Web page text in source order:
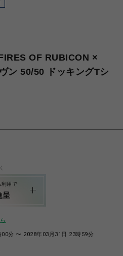
OF RUBICON ×
ン 50/50 ドッキングTシ
利用で
呈
分 〜 2028年03月31日 23時59分